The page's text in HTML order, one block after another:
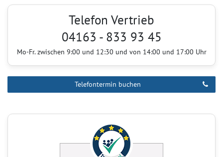
Telefon Vertrieb
04163 - 833 93 45
Mo-Fr. zwischen 9:00 und 12:30 und von 14:00 und 17:00 Uhr
Telefontermin buchen